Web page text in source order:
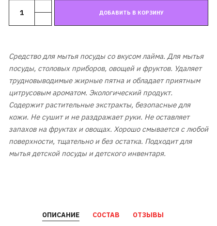
Средство для мытья посуды со вкусом лайма. Для мытья
посуды, столовых приборов, овощей и фруктов. Удаляет
трудновыводимые жирные пятна и обладает приятным
цитрусовым ароматом. Экологический продукт.
Содержит растительные экстракты, безопасные для
кожи. Не сушит и не раздражает руки. Не оставляет
запахов на фруктах и овощах. Хорошо смывается с любой
поверхности, тщательно и без остатка. Подходит для
мытья детской посуды и детского инвентаря.
ОПИСАНИЕ СОСТАВ ОТЗЫВЫ